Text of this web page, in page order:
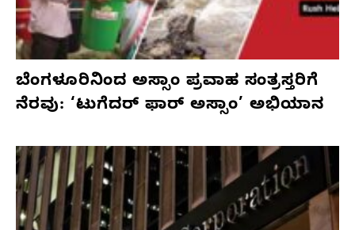
ಬೆಂಗಳೂರಿನಿಂದ ಅಸ್ಸಾಂ ಪ್ರವಾಹ ಸಂತ್ರಸ್ತರಿಗೆ
ನೆರವು: ‘ಟುಗೆದರ್ ಫಾರ್ ಅಸ್ಸಾಂ’ ಅಭಿಯಾನ